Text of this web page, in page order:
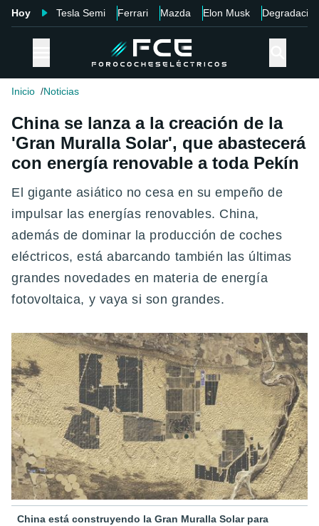
Hoy Tesla Semi Ferrari Mazda Elon Musk Degradación
Inicio Noticias
China se lanza a la creación de la
'Gran Muralla Solar', que abastecerá
con energía renovable a toda Pekín
El gigante asiático no cesa en su empeño de
impulsar las energías renovables. China,
además de dominar la producción de coches
eléctricos, está abarcando también las últimas
grandes novedades en materia de energía
fotovoltaica, y vaya si son grandes.
China está construyendo la Gran Muralla Solar para